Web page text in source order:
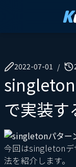
K
2022-07-01 /
で実装す
今回はsingletonデ
法を紹介します。